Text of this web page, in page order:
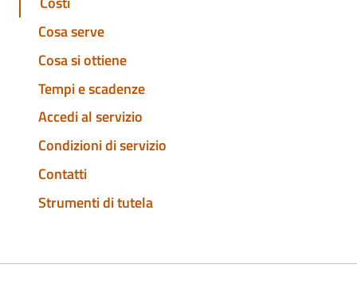
Cosa serve
Cosa si ottiene
Tempi e scadenze
Accedi al servizio
Condizioni di servizio
Contatti
Strumenti di tutela